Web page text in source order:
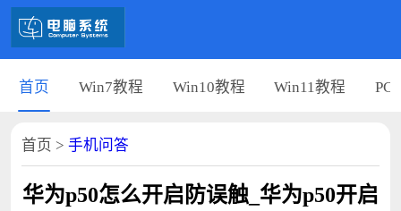
首页 Win7教程 Win10教程 Win11教程 PC
首页 > 手机问答
华为p50怎么开启防误触_华为p50开启